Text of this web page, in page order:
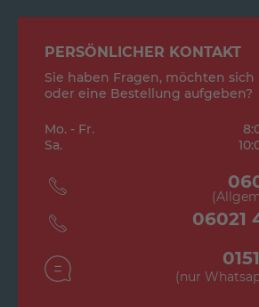
PERSÖNLICHER KONTAKT
Sie haben Fragen, möchten sich
oder eine Bestellung aufgeben?
Mo. - Fr.
Sa.
06021
(nur